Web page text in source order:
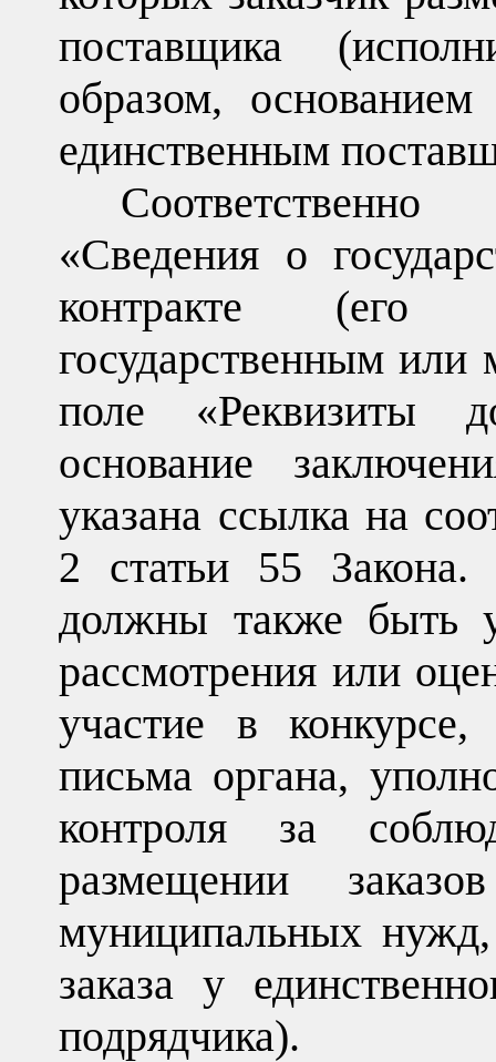
поставщика
образом,
единственным
«Сведения о
контракте (его
государственным или
поле «Реквизиты
основание
указана ссылка на
2 статьи 55
должны также быть
рассмотрения или
участие в
письма органа,
контроля за
размещении
муниципальных
заказа у
подрядчика).